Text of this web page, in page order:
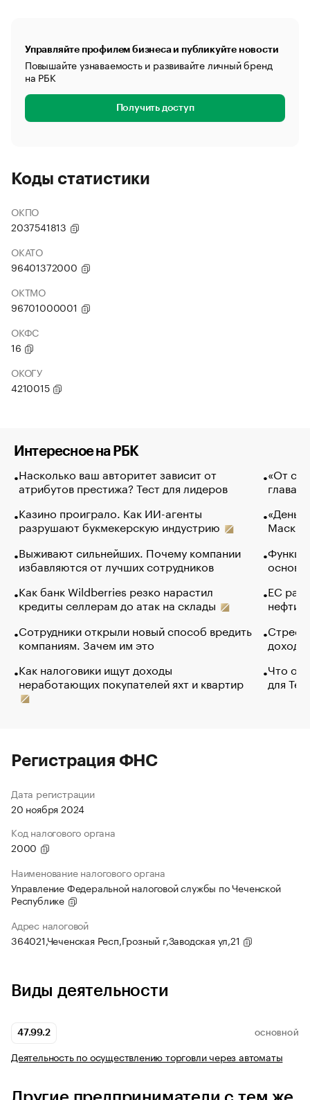
Управляйте профилем бизнеса и публикуйте новости
Повышайте узнаваемость и развивайте личный бренд
на РБК
Получить доступ
Коды статистики
ОКПО
2037541813
ОКАТО
96401372000
ОКТМО
96701000001
ОКФС
16
ОКОГУ
4210015
Интересное на РБК
Насколько ваш авторитет зависит от
атрибутов престижа? Тест для лидеров
Казино проиграло. Как ИИ-агенты
разрушают букмекерскую индустрию
Выживают сильнейших. Почему компании
избавляются от лучших сотрудников
Как банк Wildberries резко нарастил
кредиты селлерам до атак на склады
Сотрудники открыли новый способ вредить
компаниям. Зачем им это
Как налоговики ищут доходы
неработающих покупателей яхт и квартир
«От
глава
Маск в
основ
ЕС
нефти
Что
для
Регистрация ФНС
Дата регистрации
20 ноября 2024
Код налогового органа
2000
Наименование налогового органа
Управление Федеральной налоговой службы по Чеченской
Республике
Адрес налоговой
364021,Чеченская Респ,Грозный г,Заводская ул,21
Виды деятельности
47.99.2 ОСНОВНОЙ
Деятельность по осуществлению торговли через автоматы